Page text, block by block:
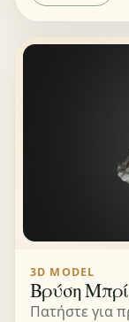
3D MODEL
Βρύση
Πατήστε για